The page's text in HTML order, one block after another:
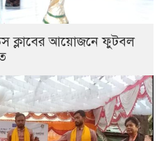
ক্লাবের আয়োজনে ফুটবল